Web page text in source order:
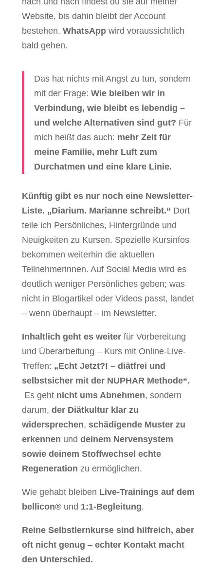
Website, bis dahin bleibt der Account
bestehen. WhatsAppwird voraussichtlich
bald gehen.
Das hat nichts mit Angst zu tun, sondern
mit der Frage: Wie bleiben wir in
Verbindung, wie bleibt es lebendig –
und welche Alternativen sind gut? Für
mich heißt das auch: mehr Zeit für
meine Familie, mehr Luft zum
Durchatmen und eine klare Linie.
Künftig gibt es nur noch eine Newsletter-
Liste. „Diarium. Marianne schreibt.“ Dort
teile ich Persönliches, Hintergründe und
Neuigkeiten zu Kursen. Spezielle Kursinfos
bekommen weiterhin die aktuellen
Teilnehmerinnen. Auf Social Media wird es
deutlich weniger Persönliches geben; was
nicht in Blogartikel oder Videos passt, landet
– wenn überhaupt – im Newsletter.
Inhaltlich geht es weiterfür Vorbereitung
und Überarbeitung – Kurs mit Online-Live-
Treffen: „Echt Jetzt?! – diätfrei und
selbstsicher mit der NUPHAR Methode“.
Es geht nicht ums Abnehmen, sondern
darum, der Diätkultur klar zu
widersprechen, schädigende Muster zu
erkennen und deinem Nervensystem
sowie deinem Stoffwechsel echte
Regeneration zu ermöglichen.
Wie gehabt bleiben Live-Trainings auf dem
bellicon®und 1:1-Begleitung.
Reine Selbstlernkurse sind hilfreich, aber
oft nicht genug – echter Kontakt macht
den Unterschied.